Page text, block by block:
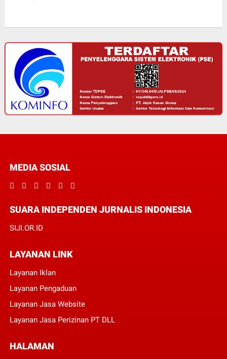
MEDIA SOSIAL
SUARA INDEPENDEN JURNALIS INDONESIA
SIJI.OR.ID
LAYANAN LINK
Layanan Iklan
Layanan Pengaduan
Layanan Jasa Website
Layanan Jasa Perizinan PT DLL
HALAMAN